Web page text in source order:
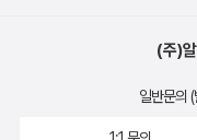
(주)
일반문의